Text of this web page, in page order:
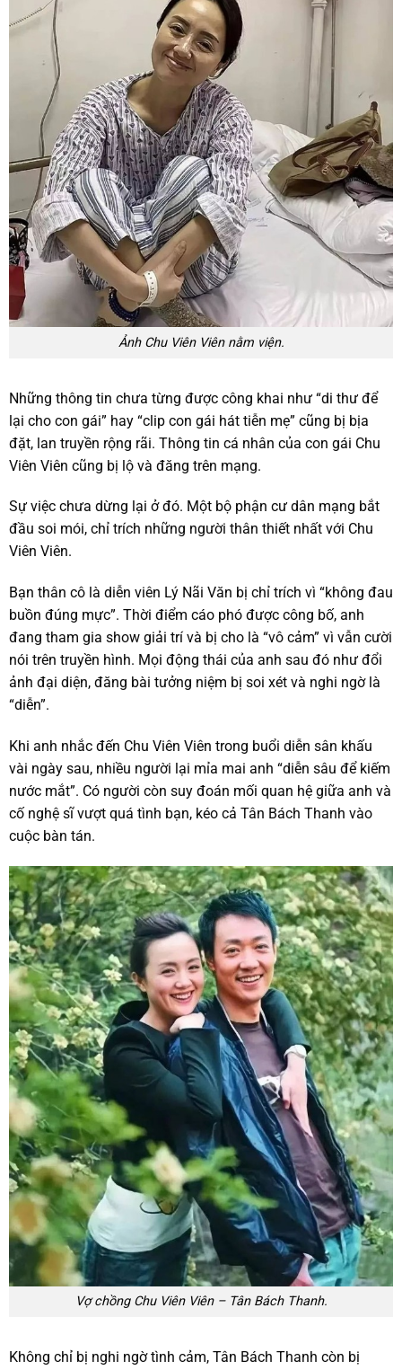
Ảnh Chu Viên Viên nằm viện.
Những thông tin chưa từng được công khai như “di thư để
lại cho con gái” hay “clip con gái hát tiễn mẹ” cũng bị bịa
đặt, lan truyền rộng rãi. Thông tin cá nhân của con gái Chu
Viên Viên cũng bị lộ và đăng trên mạng.
Sự việc chưa dừng lại ở đó. Một bộ phận cư dân mạng bắt
đầu soi mói, chỉ trích những người thân thiết nhất với Chu
Viên Viên.
Bạn thân cô là diễn viên Lý Nãi Văn bị chỉ trích vì “không đau
buồn đúng mực”. Thời điểm cáo phó được công bố, anh
đang tham gia show giải trí và bị cho là “vô cảm” vì vẫn cười
nói trên truyền hình. Mọi động thái của anh sau đó như đổi
ảnh đại diện, đăng bài tưởng niệm bị soi xét và nghi ngờ là
“diễn”.
Khi anh nhắc đến Chu Viên Viên trong buổi diễn sân khấu
vài ngày sau, nhiều người lại mỉa mai anh “diễn sâu để kiếm
nước mắt”. Có người còn suy đoán mối quan hệ giữa anh và
cố nghệ sĩ vượt quá tình bạn, kéo cả Tân Bách Thanh vào
cuộc bàn tán.
Vợ chồng Chu Viên Viên – Tân Bách Thanh.
Không chỉ bị nghi ngờ tình cảm, Tân Bách Thanh còn bị